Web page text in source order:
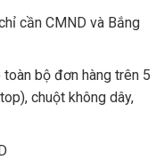
cần CMND và Bắng
toàn bộ đơn hàng trên 5
chuột không dây,